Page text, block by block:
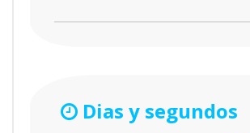
Dias y segundos